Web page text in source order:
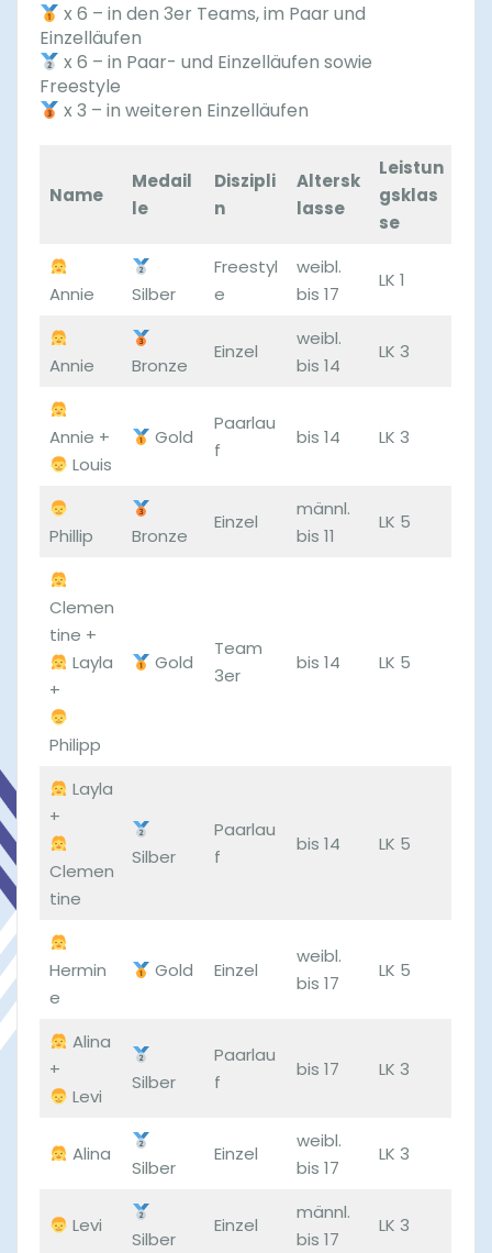
x 6 – in den 3er Teams, im Paar und
Einzelläufen
x 6 – in Paar- und Einzelläufen sowie
Freestyle
x 3 – in weiteren Einzelläufen
Name
Medail
le
Diszipli
n
Altersk
lasse
Leistun
gsklas
se
Annie Silber
Freestyl
e
weibl.
bis 17
LK 1
Annie Bronze
Einzel
weibl.
bis 14
LK 3
Annie +
Louis
Gold
Paarlau
f
bis 14 LK 3
Phillip Bronze
Einzel
männl.
bis 11
LK 5
Clemen
tine +
Layla
+
Philipp
Gold
Team
3er
bis 14 LK 5
Layla
+
Clemen
tine
Silber
Paarlau
f
bis 14 LK 5
Hermin
e
Gold Einzel
weibl.
bis 17
LK 5
Alina
+
Levi
Silber
Paarlau
f
bis 17 LK 3
Alina
Silber
Einzel
weibl.
bis 17
LK 3
Levi
Silber
Einzel
männl.
bis 17
LK 3